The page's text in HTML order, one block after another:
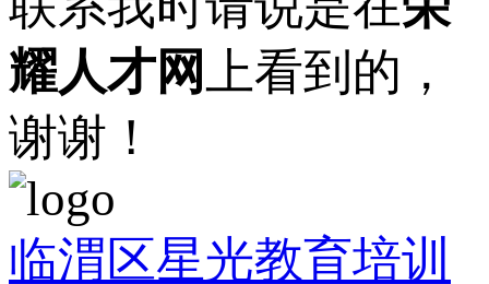
耀人才网
上看到的，
谢谢！
临渭区星光教育培训